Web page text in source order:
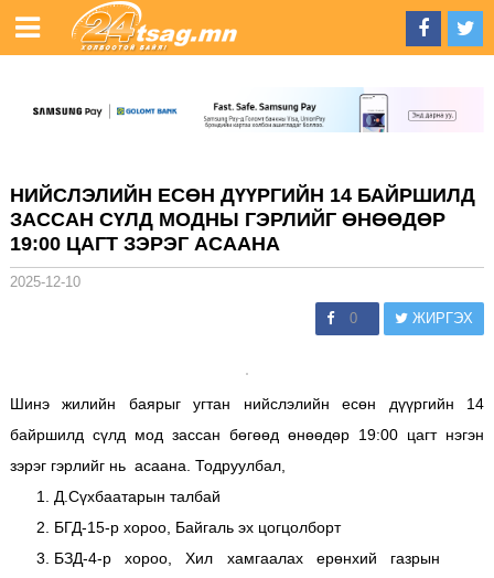
НИЙСЛЭЛИЙН ЕСӨН ДҮҮРГИЙН 14 БАЙРШИЛД
ЗАССАН СҮЛД МОДНЫ ГЭРЛИЙГ ӨНӨӨДӨР
19:00 ЦАГТ ЗЭРЭГ АСААНА
2025-12-10
0 ЖИРГЭХ
Шинэ жилийн баярыг угтан нийслэлийн есөн дүүргийн 14
байршилд сүлд мод зассан бөгөөд өнөөдөр 19:00 цагт нэгэн
зэрэг гэрлийг нь асаана. Тодруулбал,
Д.Сүхбаатарын талбай
БГД-15-р хороо, Байгаль эх цогцолборт
БЗД-4-р хороо, Хил хамгаалах ерөнхий газрын